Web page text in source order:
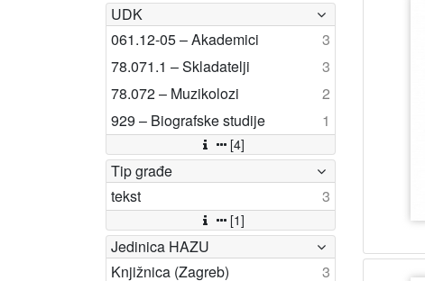
UDK
061.12-05 – Akademici
3
78.071.1 – Skladatelji
3
78.072 – Muzikolozi
2
929 – Biografske studije
1
[4]
Tip građe
tekst
3
[1]
Jedinica HAZU
Knjižnica (Zagreb)
3